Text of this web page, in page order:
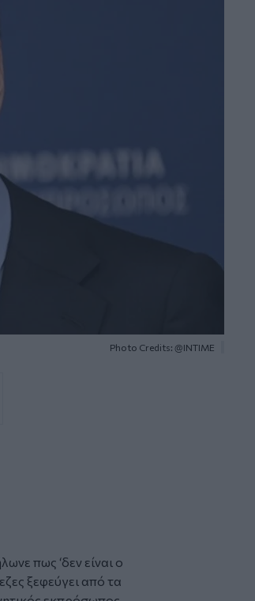
Photo Credits: @ΙΝΤΙΜΕ
πως ‘δεν είναι ο
ξεφεύγει από τα